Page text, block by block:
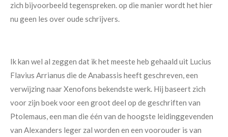
zich bijvoorbeeld tegenspreken. op die manier wordt het hier
nu geen les over oude schrijvers.
Ik kan wel al zeggen dat ik het meeste heb gehaald uit Lucius
Flavius Arrianus die de Anabassis heeft geschreven, een
verwijzing naar Xenofons bekendste werk. Hij baseert zich
voor zijn boek voor een groot deel op de geschriften van
Ptolemaus, een man die één van de hoogste leidinggevenden
van Alexanders leger zal worden en een voorouder is van